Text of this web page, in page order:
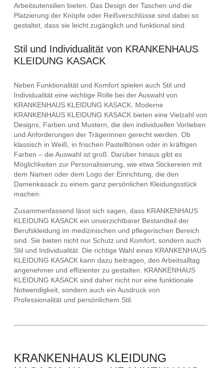
Arbeitsutensilien bieten. Das Design der Taschen und die
Platzierung der Knöpfe oder Reißverschlüsse sind dabei so
gestaltet, dass sie leicht zugänglich und funktional sind.
Stil und Individualität von KRANKENHAUS
KLEIDUNG KASACK
Neben Funktionalität und Komfort spielen auch Stil und
Individualität eine wichtige Rolle bei der Auswahl von
KRANKENHAUS KLEIDUNG KASACK. Moderne
KRANKENHAUS KLEIDUNG KASACK bieten eine Vielzahl von
Designs, Farben und Mustern, die den individuellen Vorlieben
und Anforderungen der Trägerinnen gerecht werden. Ob
klassisch in Weiß, in frischen Pastelltönen oder in kräftigen
Farben – die Auswahl ist groß. Darüber hinaus gibt es
Möglichkeiten zur Personalisierung, wie etwa Stickereien mit
dem Namen oder dem Logo der Einrichtung, die den
Damenkasack zu einem ganz persönlichen Kleidungsstück
machen.
Zusammenfassend lässt sich sagen, dass KRANKENHAUS
KLEIDUNG KASACK ein unverzichtbarer Bestandteil der
Berufskleidung im medizinischen und pflegerischen Bereich
sind. Sie bieten nicht nur Schutz und Komfort, sondern auch
Stil und Individualität. Die richtige Wahl eines KRANKENHAUS
KLEIDUNG KASACK kann dazu beitragen, den Arbeitsalltag
angenehmer und effizienter zu gestalten. KRANKENHAUS
KLEIDUNG KASACK sind daher nicht nur eine funktionale
Notwendigkeit, sondern auch ein Ausdruck von
Professionalität und persönlichem Stil.
KRANKENHAUS KLEIDUNG